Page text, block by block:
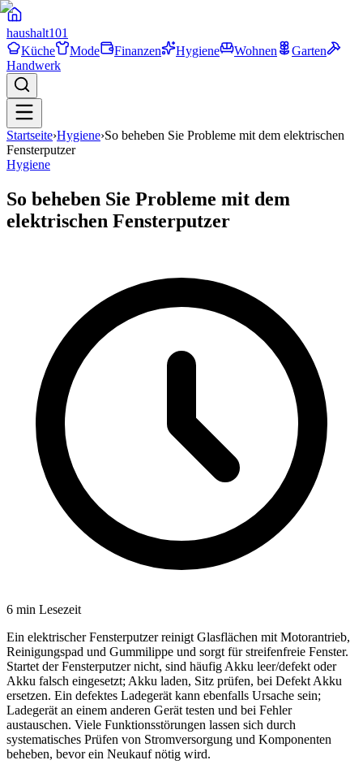
haushalt101
Küche
Mode Finanzen Hygiene Wohnen
Garten
Handwerk
Startseite›Hygiene›So beheben Sie Probleme mit dem elektrischen
Fensterputzer
Hygiene
So beheben Sie Probleme mit dem
elektrischen Fensterputzer
6 min Lesezeit
Ein elektrischer Fensterputzer reinigt Glasflächen mit Motorantrieb,
Reinigungspad und Gummilippe und sorgt für streifenfreie Fenster.
Startet der Fensterputzer nicht, sind häufig Akku leer/defekt oder
Akku falsch eingesetzt; Akku laden, Sitz prüfen, bei Defekt Akku
ersetzen. Ein defektes Ladegerät kann ebenfalls Ursache sein;
Ladegerät an einem anderen Gerät testen und bei Fehler
austauschen. Viele Funktionsstörungen lassen sich durch
systematisches Prüfen von Stromversorgung und Komponenten
beheben, bevor ein Neukauf nötig wird.